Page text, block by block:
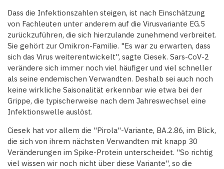
Dass die Infektionszahlen steigen, ist nach Einschätzung
von Fachleuten unter anderem auf die Virusvariante EG.5
zurückzuführen, die sich hierzulande zunehmend verbreitet.
Sie gehört zur Omikron-Familie. "Es war zu erwarten, dass
sich das Virus weiterentwickelt", sagte Ciesek. Sars-CoV-2
verändere sich immer noch viel häufiger und viel schneller
als seine endemischen Verwandten. Deshalb sei auch noch
keine wirkliche Saisonalität erkennbar wie etwa bei der
Grippe, die typischerweise nach dem Jahreswechsel eine
Infektionswelle auslöst.
Ciesek hat vor allem die "Pirola"-Variante, BA.2.86, im Blick,
die sich von ihrem nächsten Verwandten mit knapp 30
Veränderungen im Spike-Protein unterscheidet. "So richtig
viel wissen wir noch nicht über diese Variante", so die